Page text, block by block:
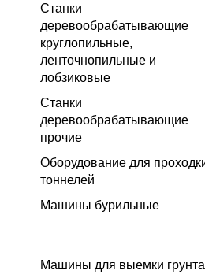
Станки
деревообрабатывающие
круглопильные,
ленточнопильные и
лобзиковые
Станки
деревообрабатывающие
прочие
Оборудование для
тоннелей
Машины бурильные
Машины для выемки грунта